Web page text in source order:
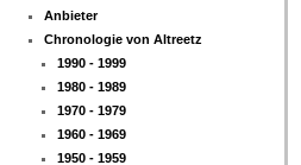
Anbieter
Chronologie von Altreetz
1990 - 1999
1980 - 1989
1970 - 1979
1960 - 1969
1950 - 1959